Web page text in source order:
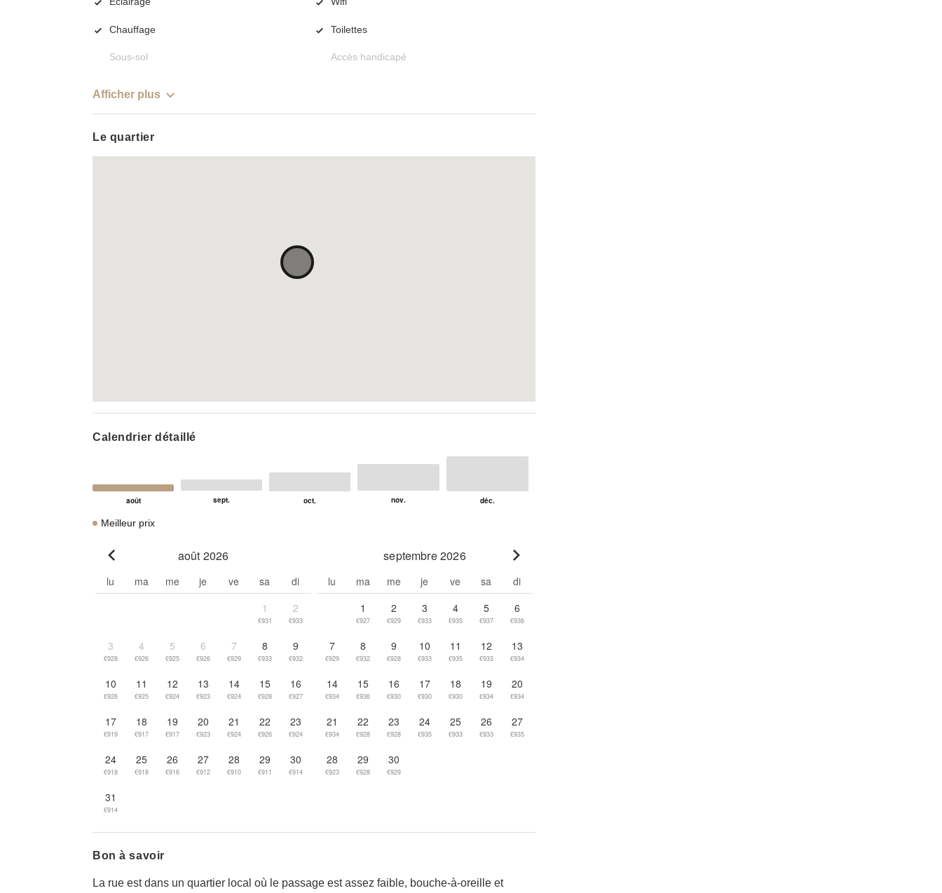
Chauffage Toilettes
Sous-sol Accès handicapé
Afficher plus
Le quartier
Calendrier détaillé
Meilleur prix
août 2026
lu ma me je ve sa
di
1
€931
2
€933
3
€928
4
€926
5
€925
6
€926
7
€929
8
€933
9
€932
10
€926
11
€925
12
€924
13
€923
14
€924
15
€928
16
€927
17
€919
18
€917
19
€917
20
€923
21
€924
22
€926
23
€924
24
€918
25
€918
26
€916
27
€912
28
€910
29
€911
30
€914
31
€914
septembre 2026
lu ma me je ve sa
di
1
€927
2
€929
3
€933
4
€935
5
€937
6
€936
7
€929
8
€932
9
€928
10
€933
11
€935
12
€933
13
€934
14
€934
15
€936
16
€930
17
€930
18
€930
19
€934
20
€934
21
€934
22
€928
23
€928
24
€935
25
€933
26
€933
27
€935
28
€923
29
€928
30
€929
Bon à savoir
La rue est dans un quartier local où le passage est assez faible, bouche-à-oreille et